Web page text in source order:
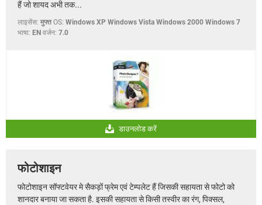
हैं जो शायद अभी तक...
लाइसेंस: मुफ्त OS: Windows XP Windows Vista Windows 2000 Windows 7
भाषा: EN वर्जन: 7.0
डाउनलोड करें
फोटोशाइन
फोटोशाइन सॉफ्टवेयर मे सैकड़ों फ्रेम एवं टेम्पलेट हैं जिसकी सहायता से फोटो को
शानदार बनाया जा सकता है. इसकी सहायता से किसी तस्वीर का रंग, पिक्सल,